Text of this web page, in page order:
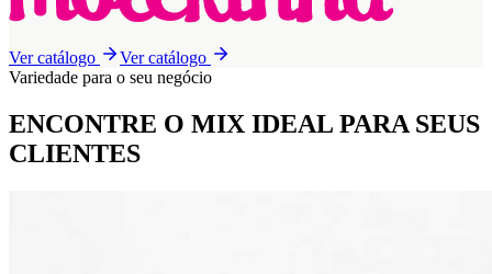
Ver catálogo
Ver catálogo
Variedade para o seu negócio
ENCONTRE O MIX IDEAL PARA SEUS
CLIENTES